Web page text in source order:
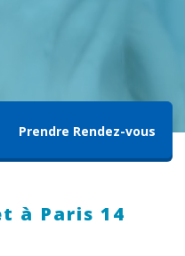
Prendre Rendez-vous
à Paris 14